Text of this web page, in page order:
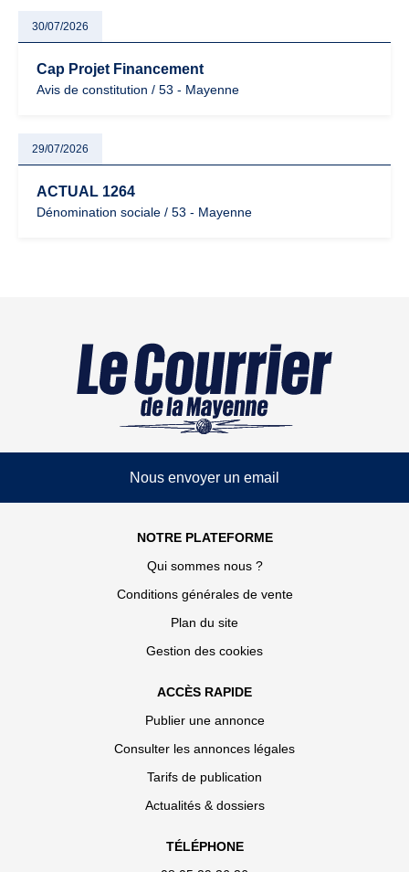
30/07/2026
Cap Projet Financement
Avis de constitution / 53 - Mayenne
29/07/2026
ACTUAL 1264
Dénomination sociale / 53 - Mayenne
Nous envoyer un email
NOTRE PLATEFORME
Qui sommes nous ?
Conditions générales de vente
Plan du site
Gestion des cookies
ACCÈS RAPIDE
Publier une annonce
Consulter les annonces légales
Tarifs de publication
Actualités & dossiers
TÉLÉPHONE